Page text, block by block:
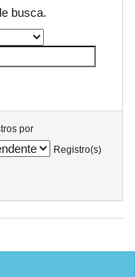
busca.
por
Registro(s)